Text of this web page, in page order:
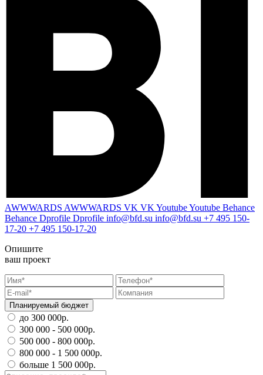
AWWWARDS AWWWARDS VK VK YoutubeYoutube Behance
Behance Dprofile Dprofile info@bfd.su info@bfd.su +7 495 150-
17-20 +7 495 150-17-20
Опишите
ваш проект
Планируемый бюджет
до 300 000р.
300 000 - 500 000р.
500 000 - 800 000р.
800 000 - 1 500 000р.
больше 1 500 000р.